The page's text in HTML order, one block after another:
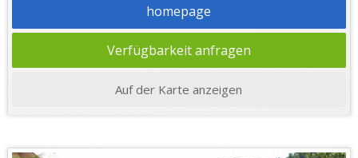
homepage
Verfügbarkeit anfragen
Auf der Karte anzeigen